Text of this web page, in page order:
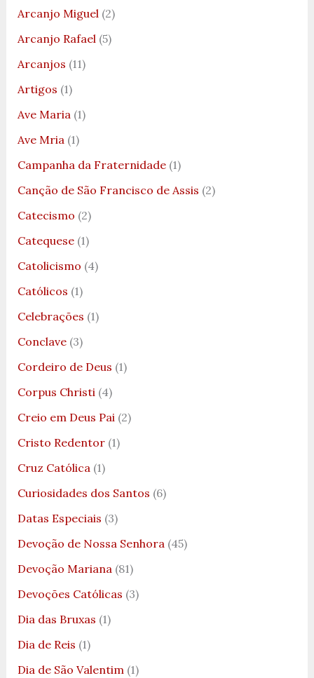
Arcanjo Miguel(2)
Arcanjo Rafael(5)
Arcanjos (11)
Artigos (1)
Ave Maria(1)
Ave Mria(1)
Campanha da Fraternidade(1)
Canção de São Francisco de Assis (2)
Catecismo (2)
Catequese(1)
Catolicismo (4)
Católicos (1)
Celebrações (1)
Conclave(3)
Cordeiro de Deus (1)
Corpus Christi(4)
Creio em Deus Pai(2)
Cristo Redentor(1)
Cruz Católica(1)
Curiosidades dos Santos (6)
Datas Especiais (3)
Devoção de Nossa Senhora(45)
Devoção Mariana(81)
Devoções Católicas (3)
Dia das Bruxas (1)
Dia de Reis (1)
Dia de São Valentim(1)